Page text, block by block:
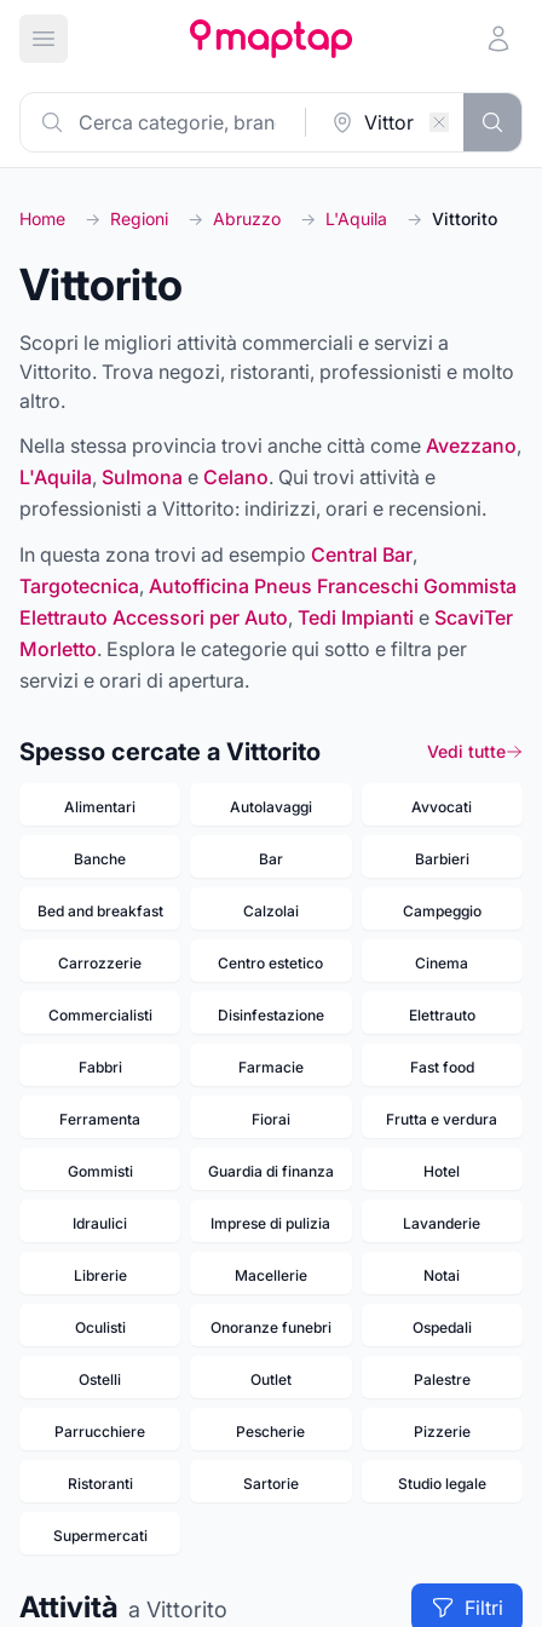
Apri menu principale
Home → Regioni → Abruzzo → L'Aquila → Vittorito
Vittorito
Scopri le migliori attività commerciali e servizi a
Vittorito. Trova negozi, ristoranti, professionisti e molto
altro.
Nella stessa provincia trovi anche città come Avezzano,
L'Aquila, Sulmona e Celano. Qui trovi attività e
professionisti a Vittorito: indirizzi, orari e recensioni.
In questa zona trovi ad esempio Central Bar,
Targotecnica, Autofficina Pneus Franceschi Gommista
Elettrauto Accessori per Auto, Tedi Impianti e ScaviTer
Morletto. Esplora le categorie qui sotto e filtra per
servizi e orari di apertura.
Spesso cercate a Vittorito Vedi tutte
Alimentari Autolavaggi Avvocati
Banche Bar Barbieri
Bed and breakfast Calzolai Campeggio
Carrozzerie Centro estetico Cinema
Commercialisti Disinfestazione Elettrauto
Fabbri Farmacie Fast food
Ferramenta Fiorai Frutta e verdura
Gommisti Guardia di finanza Hotel
Idraulici Imprese di pulizia Lavanderie
Librerie Macellerie Notai
Oculisti Onoranze funebri Ospedali
Ostelli Outlet Palestre
Parrucchiere Pescherie Pizzerie
Ristoranti Sartorie Studio legale
Supermercati
Attività a Vittorito Filtri